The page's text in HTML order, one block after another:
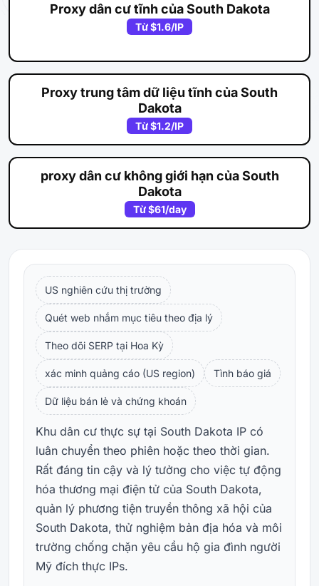
Proxy dân cư tĩnh của South Dakota
Từ$1.6/IP
Proxy trung tâm dữ liệu tĩnh của South
Dakota
Từ$1.2/IP
proxy dân cư không giới hạn của South
Dakota
Từ$61/day
US nghiên cứu thị trường
Quét web nhắm mục tiêu theo địa lý
Theo dõi SERP tại Hoa Kỳ
xác minh quảng cáo (US region) Tình báo giá
Dữ liệu bán lẻ và chứng khoán
Khu dân cư thực sự tại South Dakota IP có
luân chuyển theo phiên hoặc theo thời gian.
Rất đáng tin cậy và lý tưởng cho việc tự động
hóa thương mại điện tử của South Dakota,
quản lý phương tiện truyền thông xã hội của
South Dakota, thử nghiệm bản địa hóa và môi
trường chống chặn yêu cầu hộ gia đình người
Mỹ đích thực IPs.